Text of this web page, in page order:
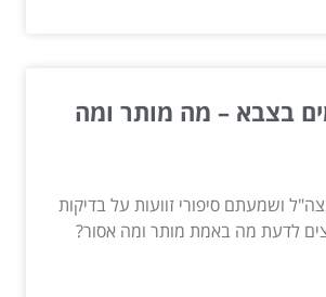
בצבא – מה מותר ומה
ושמעתם סיפורי זוועות על בדיקות
לדעת מה באמת מותר ומה אסור?